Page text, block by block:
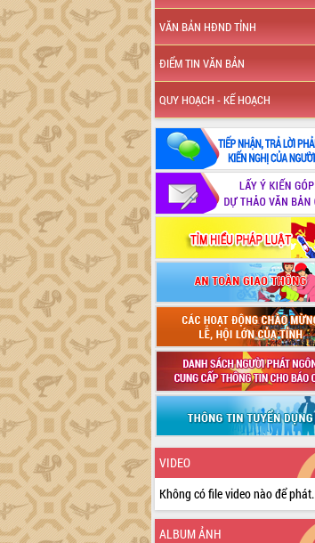
VĂN BẢN HĐND TỈNH
ĐIỂM TIN VĂN BẢN
QUY HOẠCH - KẾ HOẠCH
VIDEO
Không có file video nào để phát.
ALBUM ẢNH